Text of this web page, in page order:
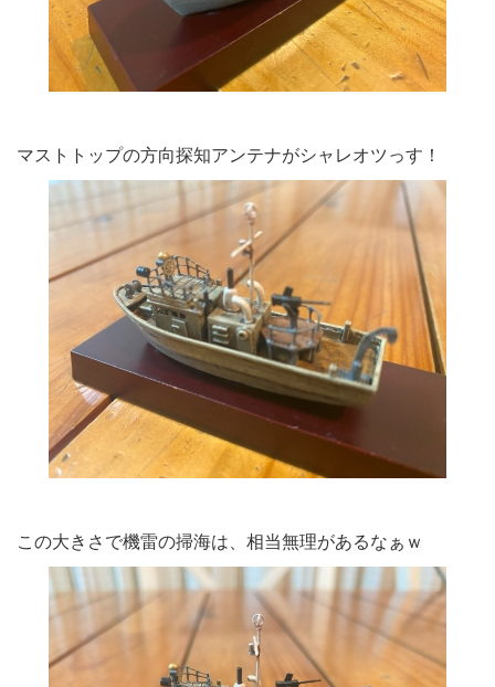
マストトップの方向探知アンテナがシャレオツっす！
この大きさで機雷の掃海は、相当無理があるなぁｗ